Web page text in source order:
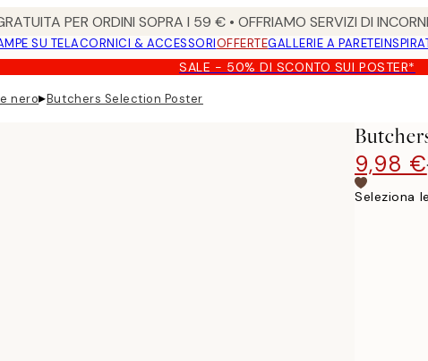
PER ORDINI SOPRA I 59 € • OFFRIAMO SERVIZI DI
SU TELACORNICI & ACCESSORIOFFERTEGALLERIE A PARETE
SALE - 50% DI SCONTO SUI POSTER*
nero▸Butchers Selection Poster
9,98 €
Seleziona